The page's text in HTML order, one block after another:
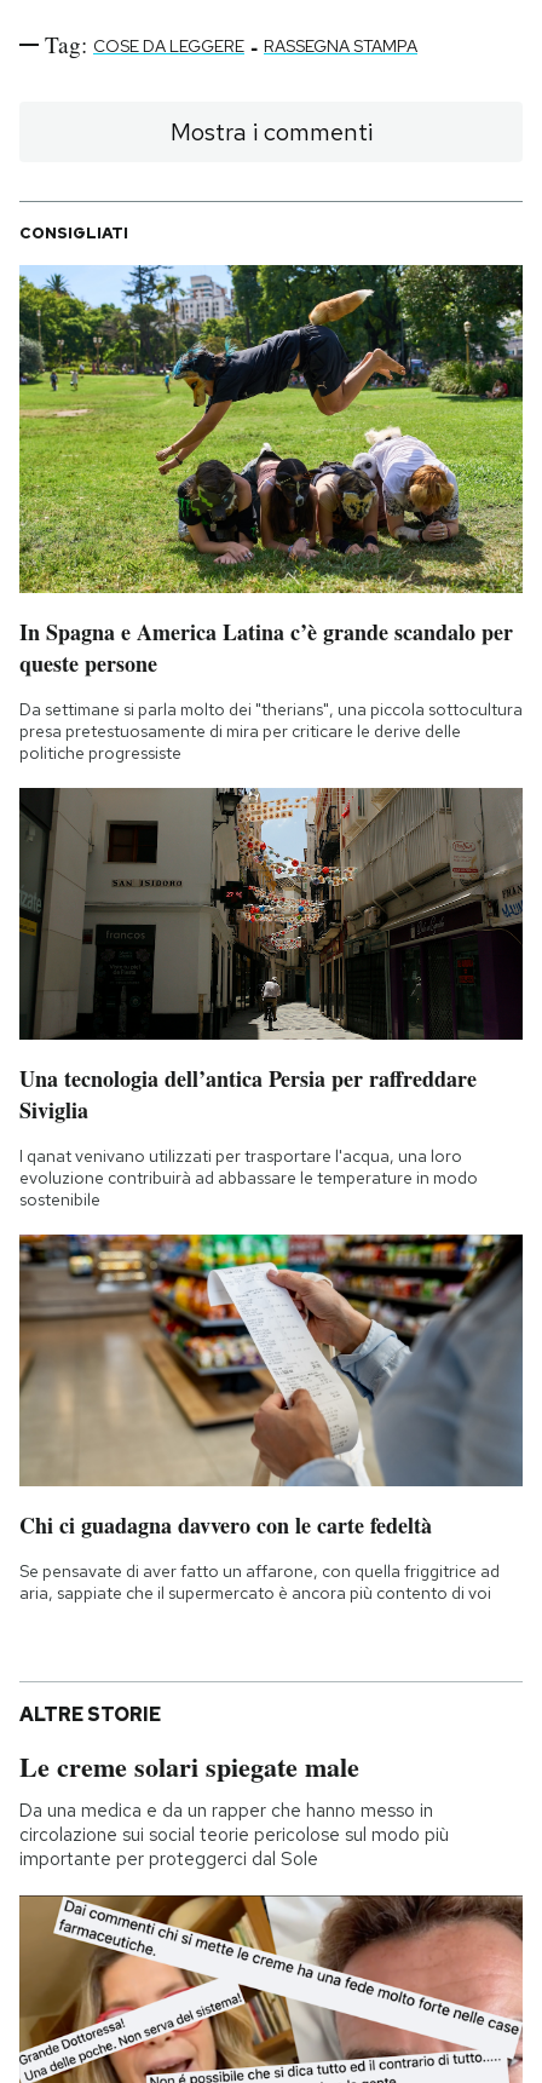
Tag: COSE DA LEGGERE - RASSEGNA STAMPA
Mostra i commenti
CONSIGLIATI
In Spagna e America Latina c’è grande scandalo per
queste persone
Da settimane si parla molto dei "therians", una piccola sottocultura
presa pretestuosamente di mira per criticare le derive delle
politiche progressiste
Una tecnologia dell’antica Persia per raffreddare
Siviglia
I qanat venivano utilizzati per trasportare l'acqua, una loro
evoluzione contribuirà ad abbassare le temperature in modo
sostenibile
Chi ci guadagna davvero con le carte fedeltà
Se pensavate di aver fatto un affarone, con quella friggitrice ad
aria, sappiate che il supermercato è ancora più contento di voi
ALTRE STORIE
Le creme solari spiegate male
Da una medica e da un rapper che hanno messo in
circolazione sui social teorie pericolose sul modo più
importante per proteggerci dal Sole